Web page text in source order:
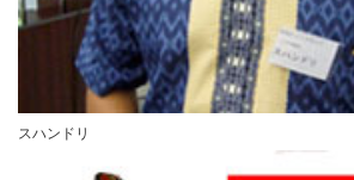
スハンドリ